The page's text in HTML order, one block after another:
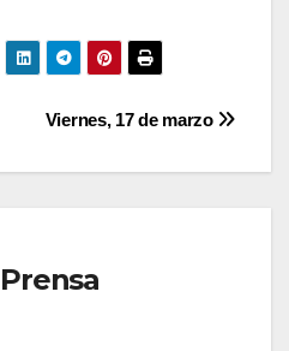
Viernes, 17 de marzo
Prensa